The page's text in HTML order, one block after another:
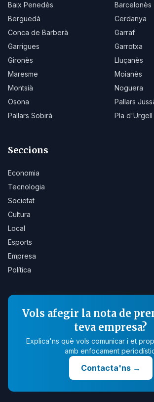
Baix Penedès
Barcelonès
Berguedà
Cerdanya
Conca de Barberà
Garraf
Garrigues
Garrotxa
Gironès
Lluçanès
Maresme
Moianès
Montsià
Noguera
Osona
Pallars
Pallars Sobirà
Pla d'Urgell
Seccions
Economia
Tecnologia
Societat
Cultura
Local
Esports
Empresa
Política
Vols afegir la nota de
teva empresa?
Explica'ns què vols comunicar i et
amb enfocament
Contacta'ns→